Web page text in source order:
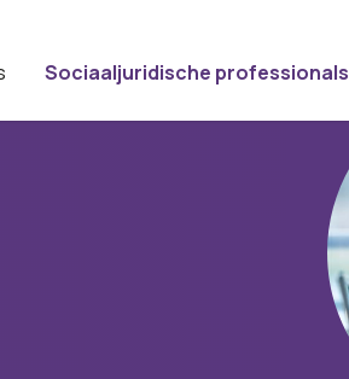
Sociaaljuridische professionals